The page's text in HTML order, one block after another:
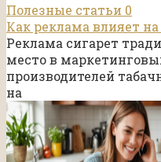
Полезные статьи 0
Как реклама влияет
Реклама сигарет
место в
производителей
на